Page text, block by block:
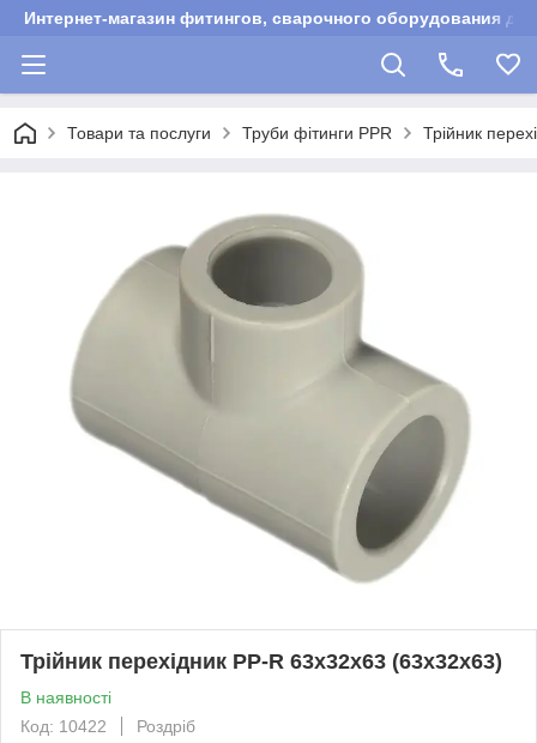
Интернет-магазин фитингов, сварочного оборудования
Товари та послуги Труби фітинги PPR Трійник
Трійник перехідник PP-R 63х32х63 (63х32х63)
В наявності
Код: 10422
Роздріб